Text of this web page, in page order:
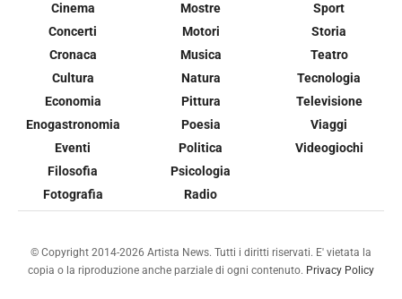
Cinema
Concerti
Cronaca
Cultura
Economia
Enogastronomia
Eventi
Filosofia
Fotografia
Mostre
Motori
Musica
Natura
Pittura
Poesia
Politica
Psicologia
Radio
Sport
Storia
Teatro
Tecnologia
Televisione
Viaggi
Videogiochi
© Copyright 2014-2026 Artista News. Tutti i diritti riservati. E' vietata la
copia o la riproduzione anche parziale di ogni contenuto. Privacy Policy